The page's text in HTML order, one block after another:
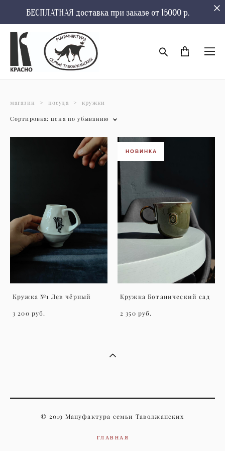
БЕСПЛАТНАЯ доставка при заказе от 15000 р.
магазин > посуда > кружки
Сортировка: цена по убыванию
Кружка №1 Лев чёрный
3 200 pуб.
НОВИНКА
Кружка Ботанический сад
2 350 pуб.
© 2019 Мануфактура семьи Таволжанских
ГЛАВНАЯ